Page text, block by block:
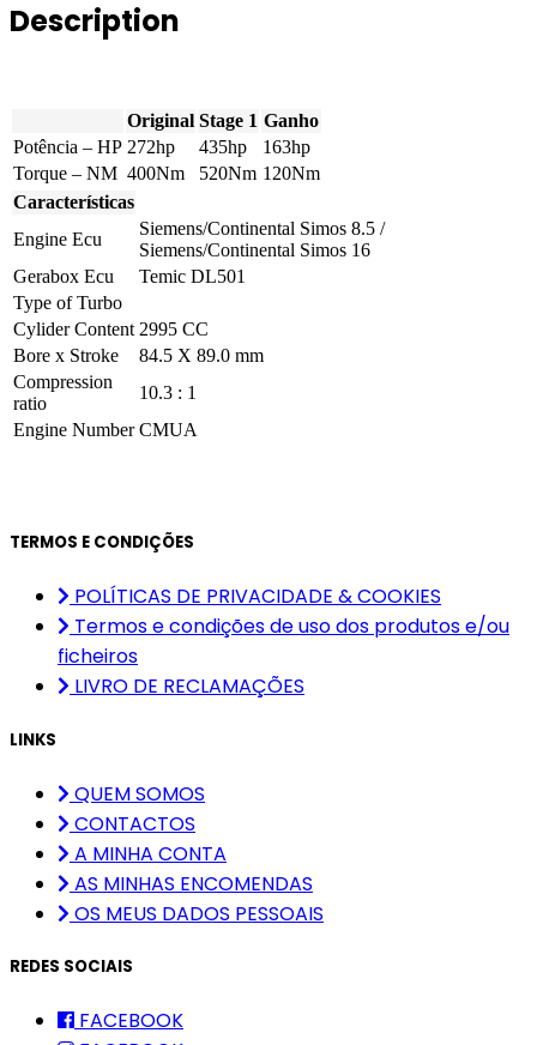
quantity
Description
Original Stage 1 Ganho
Potência – HP 272hp 435hp
163hp
Torque – NM 400Nm 520Nm 120Nm
Características
Engine Ecu
Siemens/Continental Simos 8.5 /
Siemens/Continental Simos 16
Gerabox Ecu
Temic DL501
Type of Turbo
Cylider Content 2995 CC
Bore x Stroke
84.5 X 89.0 mm
Compression
ratio
10.3 : 1
Engine Number CMUA
TERMOS E CONDIÇÕES
POLÍTICAS DE PRIVACIDADE & COOKIES
Termos e condições de uso dos produtos e/ou
ficheiros
LIVRO DE RECLAMAÇÕES
LINKS
QUEM SOMOS
CONTACTOS
A MINHA CONTA
AS MINHAS ENCOMENDAS
OS MEUS DADOS PESSOAIS
REDES SOCIAIS
FACEBOOK